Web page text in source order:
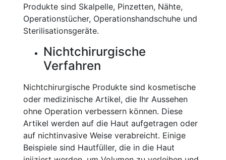
Produkte sind Skalpelle, Pinzetten, Nähte,
Operationstücher, Operationshandschuhe und
Sterilisationsgeräte.
Nichtchirurgische
Verfahren
Nichtchirurgische Produkte sind kosmetische
oder medizinische Artikel, die Ihr Aussehen
ohne Operation verbessern können. Diese
Artikel werden auf die Haut aufgetragen oder
auf nichtinvasive Weise verabreicht. Einige
Beispiele sind Hautfüller, die in die Haut